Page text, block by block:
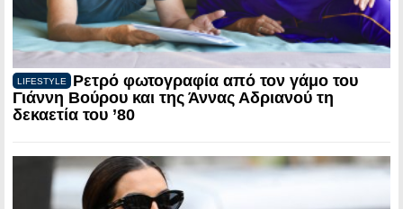
LIFESTYLE
Ρετρό φωτογραφία από τον γάμο του
Γιάννη Βούρου και της Άννας Αδριανού τη
δεκαετία του ’80